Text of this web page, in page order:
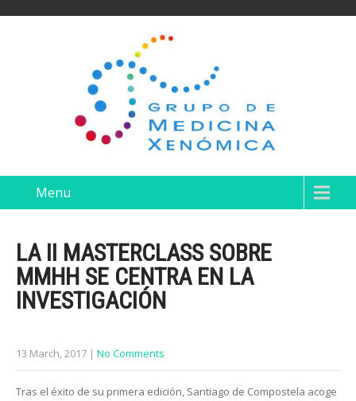
Menu
LA II MASTERCLASS SOBRE
MMHH SE CENTRA EN LA
INVESTIGACIÓN
13 March, 2017 | No Comments
Tras el éxito de su primera edición, Santiago de Compostela acoge